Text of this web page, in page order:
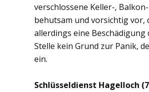
verschlossene Keller-,
behutsam und vorsichtig vor,
allerdings eine
Stelle kein Grund zur Panik,
ein.
Schlüsseldienst Hagelloch